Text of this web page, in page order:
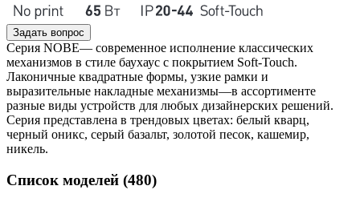
Задать вопрос
Серия NOBE— современное исполнение классических
механизмов в стиле баухаус с покрытием Soft-Touch.
Лаконичные квадратные формы, узкие рамки и
выразительные накладные механизмы—в ассортименте
разные виды устройств для любых дизайнерских решений.
Серия представлена в трендовых цветах: белый кварц,
черный оникс, серый базальт, золотой песок, кашемир,
никель.
Список моделей (480)